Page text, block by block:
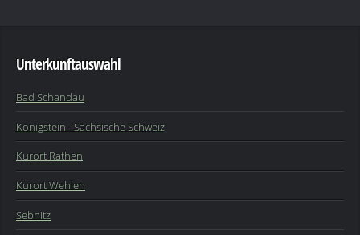
Unterkunftauswahl
Bad Schandau
Königstein - Sächsische Schweiz
Kurort Rathen
Kurort Wehlen
Sebnitz